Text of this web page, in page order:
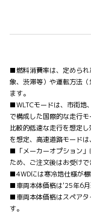
■燃料消費率は、定められ
象、渋滞等）や運転方法
ます。
■WLTCモードは、市街地
で構成した国際的な走行
比較的低速な走行を想定
を想定、高速道路モード
■「メーカーオプション」
ため、ご注文後はお受け
■4WDには寒冷地仕様が標
■車両本体価格は'25年6月
■車両本体価格はスペアタ
す。